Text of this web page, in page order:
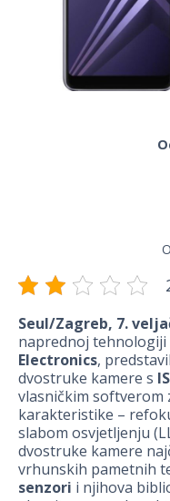
Seul/Zagreb, 7.
naprednoj
Electronics,
dvostruke kamere s
vlasničkim softverom
karakteristike –
slabom osvjetljenju
dvostruke kamere
vrhunskih pametnih
senzori i njihova